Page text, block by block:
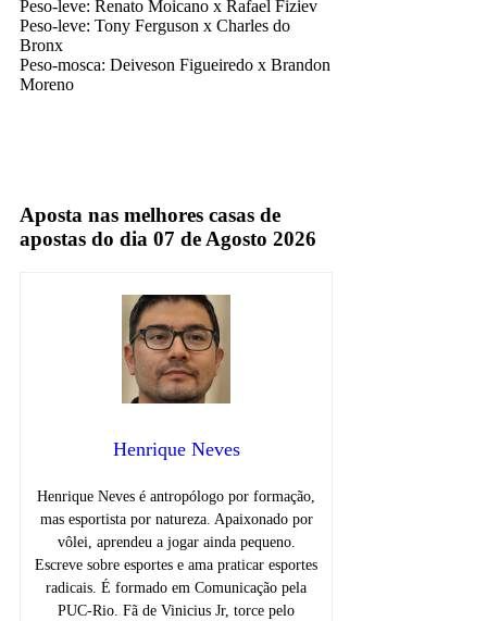
Peso-leve: Renato Moicano x Rafael Fiziev
Peso-leve: Tony Ferguson x Charles do
Bronx
Peso-mosca: Deiveson Figueiredo x Brandon
Moreno
Aposta nas melhores casas de
apostas do dia 07 de Agosto 2026
Henrique Neves
Henrique Neves é antropólogo por formação,
mas esportista por natureza. Apaixonado por
vôlei, aprendeu a jogar ainda pequeno.
Escreve sobre esportes e ama praticar esportes
radicais. É formado em Comunicação pela
PUC-Rio. Fã de Vinicius Jr, torce pelo